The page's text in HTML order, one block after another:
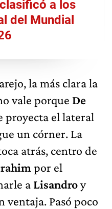
a los
del Mundial
la más clara la
vale porque De
proyecta el lateral
un córner. La
atrás, centro de
por el
a Lisandroy
ventaja. Pasó poco